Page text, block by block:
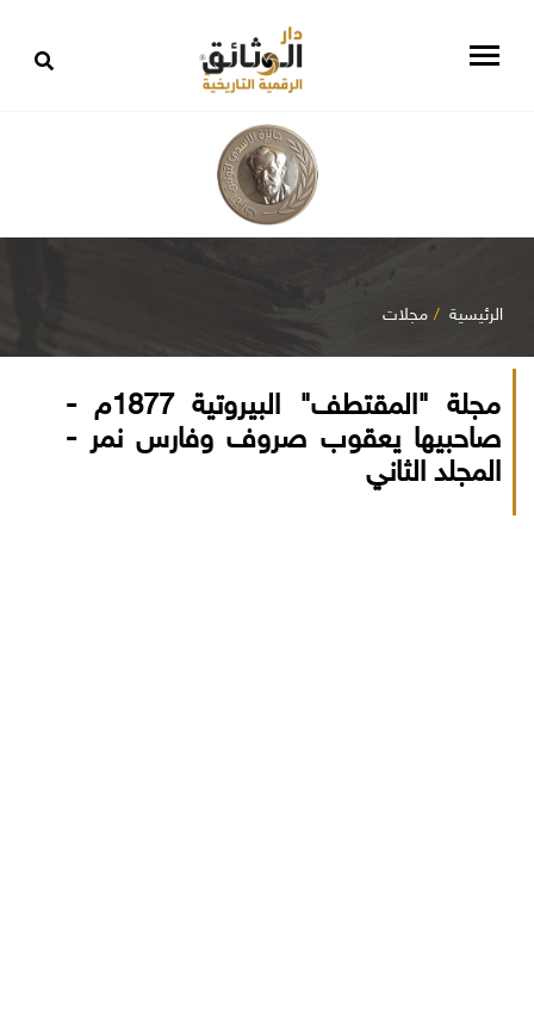
الرئيسية مجلات
مجلة "المقتطف" البيروتية 1877م -
صاحبيها يعقوب صروف وفارس نمر -
المجلد الثاني